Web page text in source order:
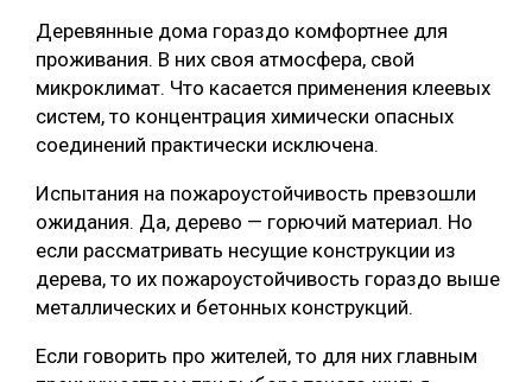
Деревянные дома гораздо комфортнее для
проживания. В них своя атмосфера, свой
микроклимат. Что касается применения клеевых
систем, то концентрация химически опасных
соединений практически исключена.
Испытания на пожароустойчивость превзошли
ожидания. Да, дерево — горючий материал. Но
если рассматривать несущие конструкции из
дерева, то их пожароустойчивость гораздо выше
металлических и бетонных конструкций.
Если говорить про жителей, то для них главным